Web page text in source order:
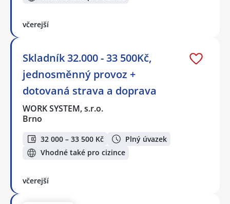
včerejší
Skladník 32.000 - 33 500Kč,
jednosměnný provoz +
dotovaná strava a doprava
WORK SYSTEM, s.r.o.
Brno
32 000 – 33 500 Kč
Plný úvazek
Vhodné také pro cizince
včerejší